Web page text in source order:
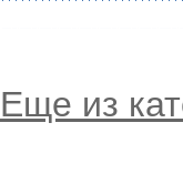
Еще из